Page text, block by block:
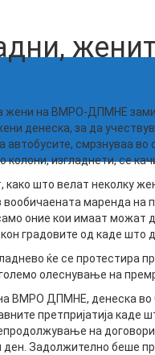
жени на ВМРО-ДПМНЕ
денеска, за да
автобусите, смрзнуваа
изгладнети, се
како што велат неколку
вообичаената маренда на
оние кои имаат можат
градовите од каде што
ќе се протестира
олеснување на
ВМРО ДПМНЕ, денеска во
претпријатија каде
на
Задолжително беше